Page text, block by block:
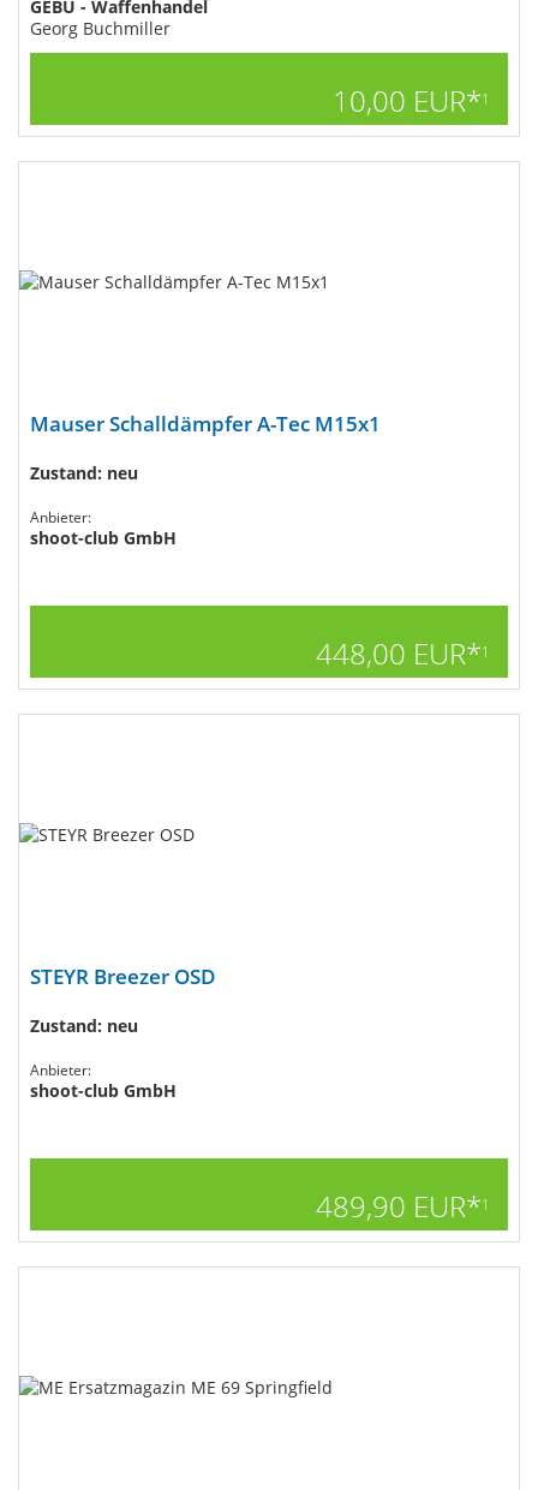
GEBU - Waffenhandel
Georg Buchmiller
10,00 EUR*1
Mauser Schalldämpfer A-Tec M15x1
Zustand: neu
Anbieter:
shoot-club GmbH
448,00 EUR*1
STEYR Breezer OSD
Zustand: neu
Anbieter:
shoot-club GmbH
489,90 EUR*1